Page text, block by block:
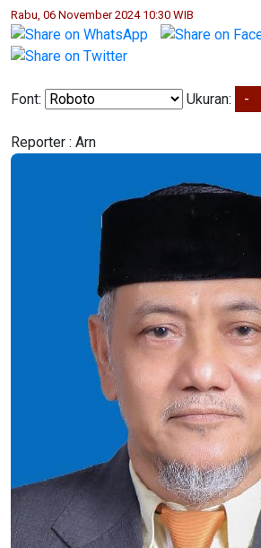
Rabu, 06 November 2024 10:30 WIB
Font: Ukuran: -
Reporter : Arn